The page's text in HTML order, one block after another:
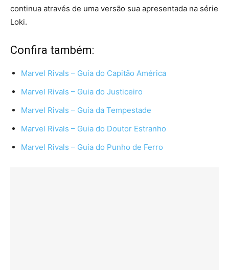
continua através de uma versão sua apresentada na série
Loki.
Confira também:
Marvel Rivals – Guia do Capitão América
Marvel Rivals – Guia do Justiceiro
Marvel Rivals – Guia da Tempestade
Marvel Rivals – Guia do Doutor Estranho
Marvel Rivals – Guia do Punho de Ferro